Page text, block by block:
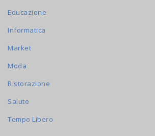
Educazione
Informatica
Market
Moda
Ristorazione
Salute
Tempo Libero